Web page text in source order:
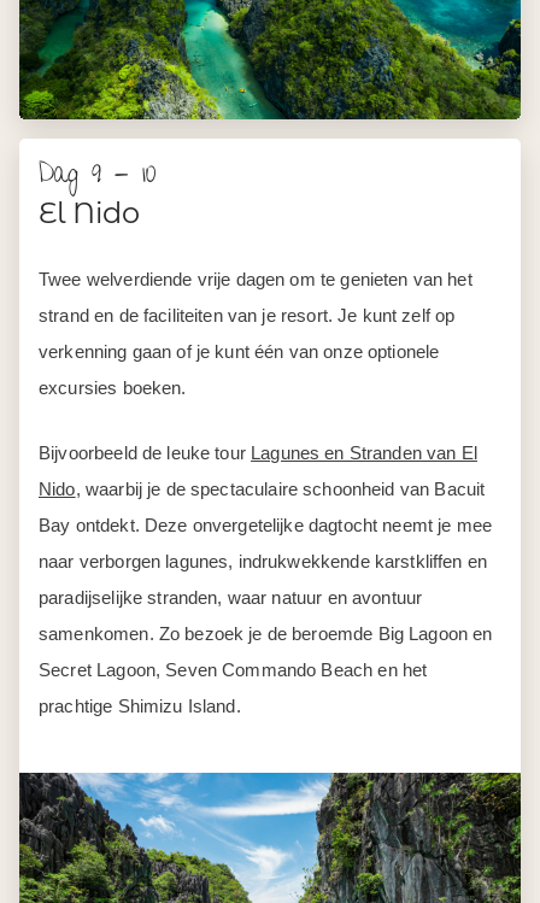
Dag 9 - 10
El Nido
Twee welverdiende vrije dagen om te genieten van het
strand en de faciliteiten van je resort. Je kunt zelf op
verkenning gaan of je kunt één van onze optionele
excursies boeken.
Bijvoorbeeld de leuke tour Lagunes en Stranden van El
Nido, waarbij je de spectaculaire schoonheid van Bacuit
Bay ontdekt. Deze onvergetelijke dagtocht neemt je mee
naar verborgen lagunes, indrukwekkende karstkliffen en
paradijselijke stranden, waar natuur en avontuur
samenkomen. Zo bezoek je de beroemde Big Lagoon en
Secret Lagoon, Seven Commando Beach en het
prachtige Shimizu Island.